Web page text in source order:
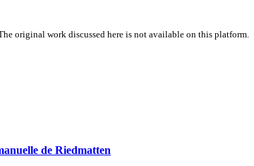
original work discussed here is not available on this platform.
de Riedmatten